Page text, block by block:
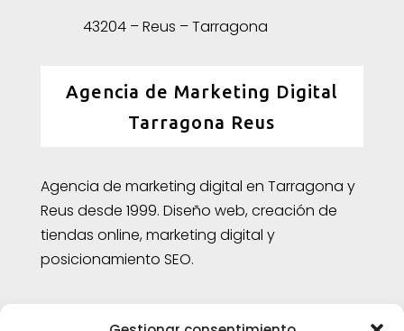
43204 – Reus – Tarragona
Agencia de Marketing Digital
Tarragona Reus
Agencia de marketing digital en Tarragona y
Reus desde 1999. Diseño web, creación de
tiendas online, marketing digital y
posicionamiento SEO.
Aviso legal|Política de cookies